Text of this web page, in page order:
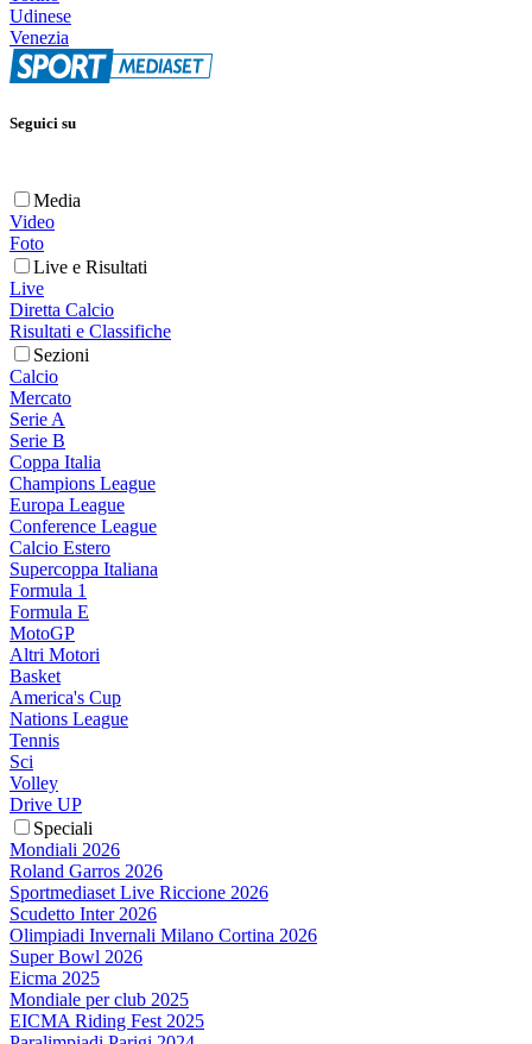
Udinese
Venezia
Seguici su
Media
Video
Foto
Live e Risultati
Live
Diretta Calcio
Risultati e Classifiche
Sezioni
Calcio
Mercato
Serie A
Serie B
Coppa Italia
Champions League
Europa League
Conference League
Calcio Estero
Supercoppa Italiana
Formula 1
Formula E
MotoGP
Altri Motori
Basket
America's Cup
Nations League
Tennis
Sci
Volley
Drive UP
Speciali
Mondiali 2026
Roland Garros 2026
Sportmediaset Live Riccione 2026
Scudetto Inter 2026
Olimpiadi Invernali Milano Cortina 2026
Super Bowl 2026
Eicma 2025
Mondiale per club 2025
EICMA Riding Fest 2025